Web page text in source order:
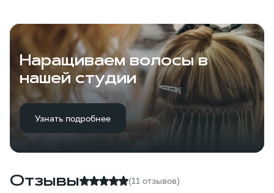
Наращиваем волосы в
нашей студии
Узнать подробнее
Отзывы (11 отзывов)